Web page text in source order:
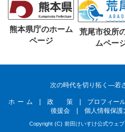
熊本県庁のホーム
ページ
荒尾市役所
ムペー
次の時代を切り拓く―若
ホ ー ム | 政 策| プロフィー
後援会| 個人情報保護
Copyright (C) 前田けいすけ公式ウェ